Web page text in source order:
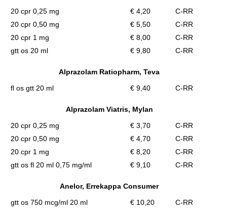
20 cpr 0,25 mg
€ 4,20
C-RR
20 cpr 0,50 mg
€ 5,50
C-RR
20 cpr 1 mg
€ 8,00
C-RR
gtt os 20 ml
€ 9,80 C-RR
Alprazolam Ratiopharm, Teva
fl os gtt 20 ml
€ 9,40 C-RR
Alprazolam Viatris, Mylan
20 cpr 0,25 mg
€ 3,70
C-RR
20 cpr 0,50 mg
€ 4,70
C-RR
20 cpr 1 mg
€ 8,20
C-RR
gtt os fl 20 ml 0,75 mg/ml
€ 9,10 C-RR
Anelor, Errekappa Consumer
gtt os 750 mcg/ml 20 ml
€ 10,20 C-RR